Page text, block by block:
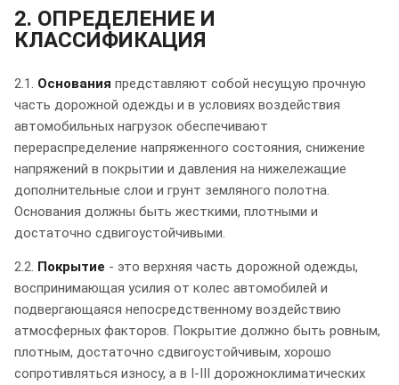
2. ОПРЕДЕЛЕНИЕ И
КЛАССИФИКАЦИЯ
2.1. Основания представляют собой несущую прочную
часть дорожной одежды и в условиях воздействия
автомобильных нагрузок обеспечивают
перераспределение напряженного состояния, снижение
напряжений в покрытии и давления на нижележащие
дополнительные слои и грунт земляного полотна.
Основания должны быть жесткими, плотными и
достаточно сдвигоустойчивыми.
2.2. Покрытие - это верхняя часть дорожной одежды,
воспринимающая усилия от колес автомобилей и
подвергающаяся непосредственному воздействию
атмосферных факторов. Покрытие должно быть ровным,
плотным, достаточно сдвигоустойчивым, хорошо
сопротивляться износу, а в I-III дорожноклиматических